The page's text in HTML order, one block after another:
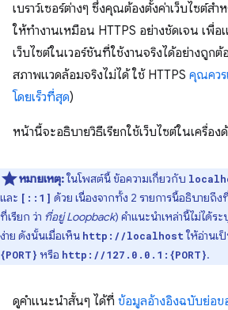
เบราว์เซอร์ต่างๆ ซึ่งคุณต้องตั้งค่าเว็บไซต์
ให้ทำงานเหมือน HTTPS อย่างชัดเจน เพื่อ
เว็บไซต์ในเวอร์ชันที่ใช้งานจริงได้อย่างถูกต้
สภาพแวดล้อมจริงไม่ได้ ใช้ HTTPS คุณควร
โดยเร็วที่สุด)
หน้านี้จะอธิบายวิธีเรียกใช้เว็บไซต์ในเครื่อง
หมายเหตุ:ในโพสต์นี้ ข้อความเกี่ยวกับ
และ [::1] ด้วย เนื่องจากทั้ง 2 รายการนี้อธิบายถึ
ที่เรียก ว่า ที่อยู่ Loopback) คำแนะนำเหล่านี้ไม่ได้ร
ง่าย ดังนั้นเมื่อเห็น http://localhost ให้อ่านเ
{PORT} หรือ http://127.0.0.1:{PORT}.
ดูคำแนะนำสั้นๆ ได้ที่ ข้อมูลอ้างอิงฉบับย่อ